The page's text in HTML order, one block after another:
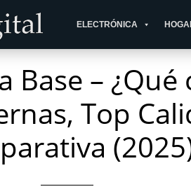
ELECTRÓNICA
Base –
Top